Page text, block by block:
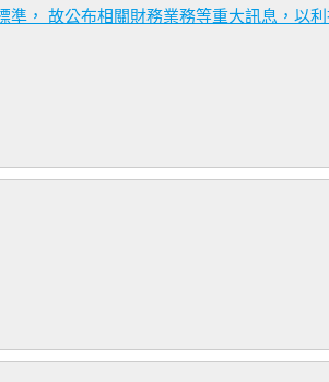
， 故公布相關財務業務等重大訊息，以利